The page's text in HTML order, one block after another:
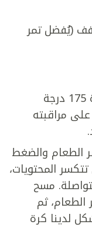
المجفف (يُفضل تمر
تحميص اللوز (اختياري) بدرجة حرارة 175 درجة
على مراقبته
الطعام والضغط
المحتويات،
30 ثانية متواصلة. مسح
ثم
تتشكل لدينا كرة